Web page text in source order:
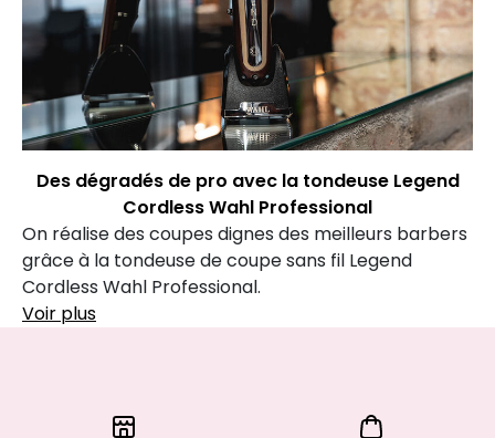
Des dégradés de pro avec la tondeuse Legend
Cordless Wahl Professional
On réalise des coupes dignes des meilleurs barbers
grâce à la tondeuse de coupe sans fil Legend
Cordless Wahl Professional.
Voir plus